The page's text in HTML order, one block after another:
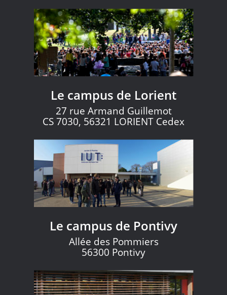
Le campus de Lorient
27 rue Armand Guillemot
CS 7030, 56321 LORIENT Cedex
Le campus de Pontivy
Allée des Pommiers
56300 Pontivy